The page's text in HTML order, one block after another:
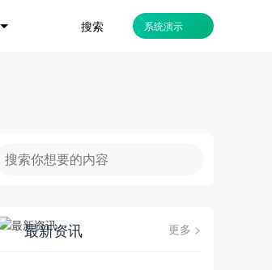
搜索 系统演示
最新资讯 更多 >